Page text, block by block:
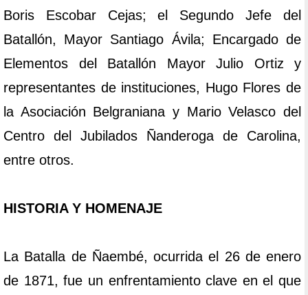
Boris Escobar Cejas; el Segundo Jefe del
Batallón, Mayor Santiago Ávila; Encargado de
Elementos del Batallón Mayor Julio Ortiz y
representantes de instituciones, Hugo Flores de
la Asociación Belgraniana y Mario Velasco del
Centro del Jubilados Ñanderoga de Carolina,
entre otros.
HISTORIA Y HOMENAJE
La Batalla de Ñaembé, ocurrida el 26 de enero
de 1871, fue un enfrentamiento clave en el que